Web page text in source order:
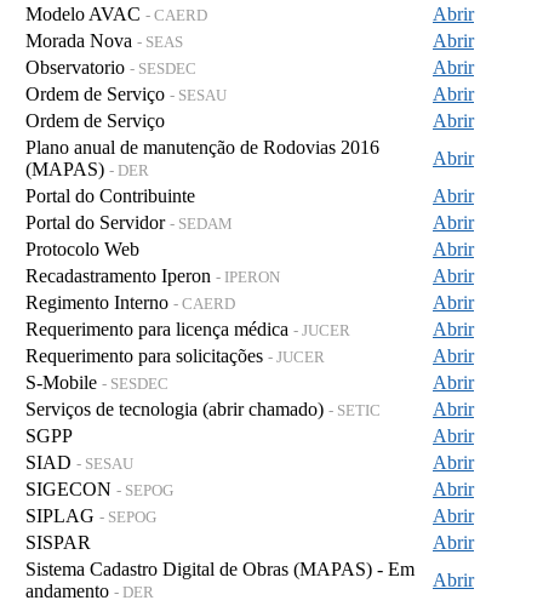
Modelo AVAC - CAERD
Abrir
Morada Nova - SEAS
Abrir
Observatorio - SESDEC
Abrir
Ordem de Serviço - SESAU
Abrir
Ordem de Serviço
Abrir
Plano anual de manutenção de Rodovias 2016
(MAPAS) - DER
Abrir
Portal do Contribuinte
Abrir
Portal do Servidor - SEDAM
Abrir
Protocolo Web
Abrir
Recadastramento Iperon - IPERON
Abrir
Regimento Interno - CAERD
Abrir
Requerimento para licença médica - JUCER
Abrir
Requerimento para solicitações - JUCER
Abrir
S-Mobile - SESDEC
Abrir
Serviços de tecnologia (abrir chamado) - SETIC
Abrir
SGPP
Abrir
SIAD - SESAU
Abrir
SIGECON - SEPOG
Abrir
SIPLAG - SEPOG
Abrir
SISPAR
Abrir
Sistema Cadastro Digital de Obras (MAPAS) - Em
andamento - DER
Abrir